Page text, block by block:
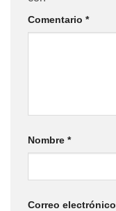
Comentario *
Nombre *
Correo electrónico